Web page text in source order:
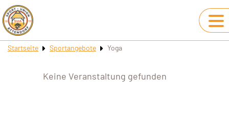
Startseite Sportangebote Yoga
Keine Veranstaltung gefunden